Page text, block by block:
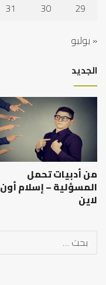
29
30
31
« يوليو
الجديد
من أدبيات تحمل
المسؤلية – إسلام أون
لاين